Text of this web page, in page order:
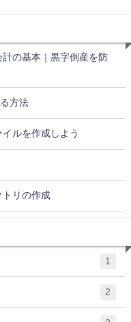
の基本｜黒字倒産を防
方法
ルを作成しよう
トリの作成
1
2